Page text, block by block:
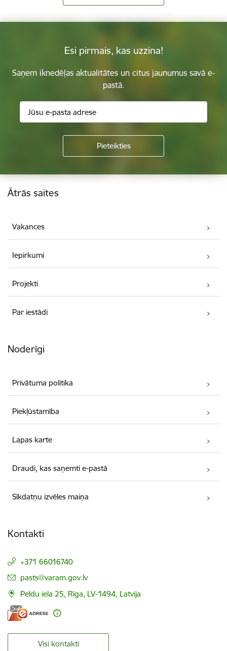
Esi pirmais, kas uzzina!
Saņem iknedēļas aktualitātes un citus jaunumus savā e-
pastā.
Kājene
Ātrās saites
Vakances
Iepirkumi
Projekti
Par iestādi
Noderīgi
Privātuma politika
Piekļūstamība
Lapas karte
Draudi, kas saņemti e-pastā
Sīkdatņu izvēles maiņa
Kontakti
+371 66016740
E-pasts:
pasts@varam.gov.lv
Peldu iela 25, Rīga, LV-1494, Latvija
Visi kontakti